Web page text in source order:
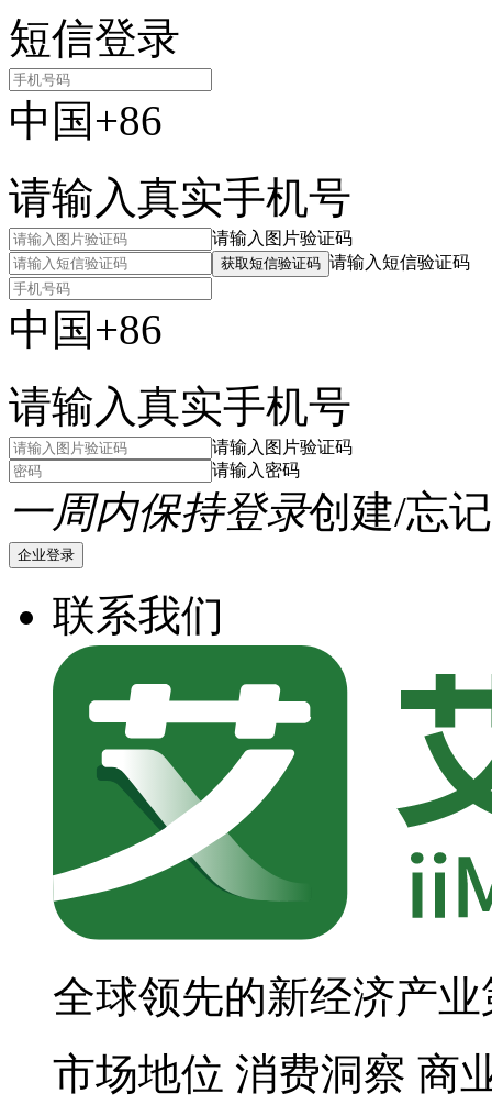
短信登录
中国+86
请输入真实手机号
请输入图片验证码
获取短信验证码 请输入短信验证码
中国+86
请输入真实手机号
请输入图片验证码
请输入密码
一周内保持登录创建/忘
企业登录
联系我们
全球领先的新经济产
市场地位 消费洞察 商